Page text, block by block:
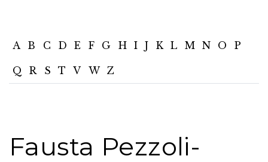
A B C D E F G H I J K L M N O P
Q R S T V W Z
Fausta Pezzoli-